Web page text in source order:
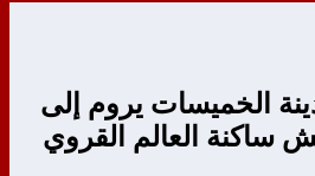
الخميسات يروم إلى
العالم القروي